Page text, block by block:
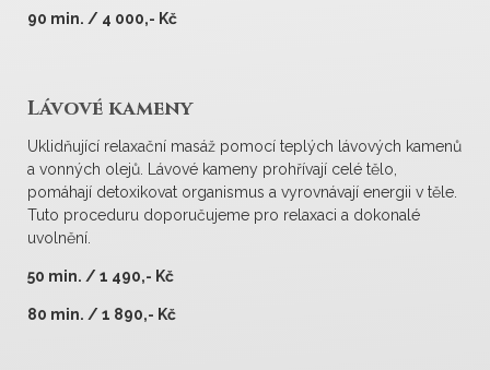
90 min. / 4 000,- Kč
Lávové kameny
Uklidňující relaxační masáž pomocí teplých lávových kamenů
a vonných olejů. Lávové kameny prohřívají celé tělo,
pomáhají detoxikovat organismus a vyrovnávají energii v těle.
Tuto proceduru doporučujeme pro relaxaci a dokonalé
uvolnění.
50 min. / 1 490,- Kč
80 min. / 1 890,- Kč